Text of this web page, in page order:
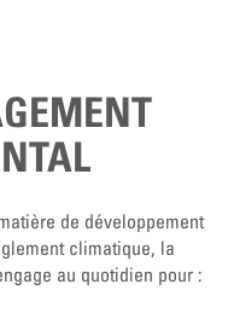
de développement
climatique, la
au quotidien pour :